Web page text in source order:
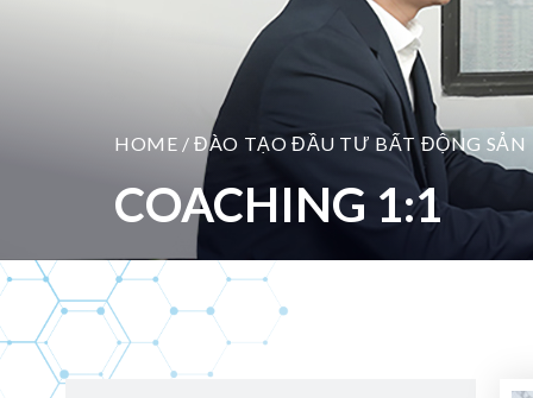
HOME / ĐÀO TẠO ĐẦU TƯ BẤT ĐỘNG SẢN
COACHING 1:1